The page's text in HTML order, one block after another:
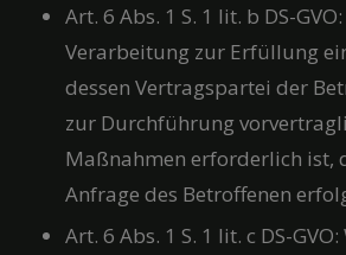
Art. 6 Abs. 1 S. 1 lit. b DS-
Verarbeitung zur Erfüllung
dessen Vertragspartei der
zur Durchführung
Maßnahmen erforderlich ist,
Anfrage des Betroffenen
Art. 6 Abs. 1 S. 1 lit. c DS-